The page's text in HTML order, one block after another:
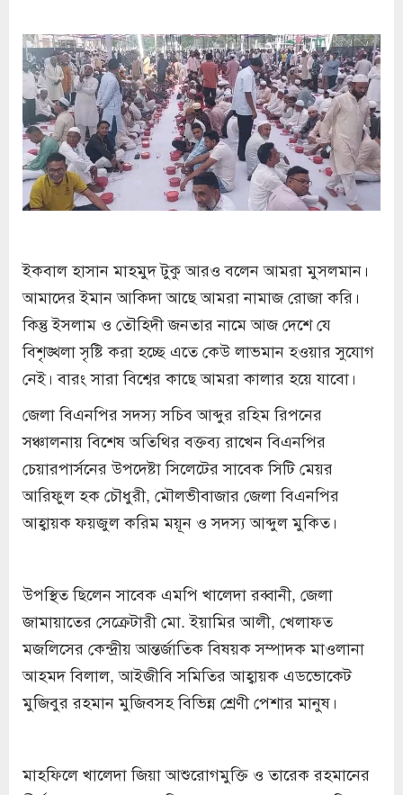
ইকবাল হাসান মাহমুদ টুকু আরও বলেন আমরা মুসলমান।
আমাদের ইমান আকিদা আছে আমরা নামাজ রোজা করি।
কিন্তু ইসলাম ও তৌহিদী জনতার নামে আজ দেশে যে
বিশৃঙ্খলা সৃষ্টি করা হচ্ছে এতে কেউ লাভমান হওয়ার সুযোগ
নেই। বারং সারা বিশ্বের কাছে আমরা কালার হয়ে যাবো।
জেলা বিএনপির সদস্য সচিব আব্দুর রহিম রিপনের
সঞ্চালনায় বিশেষ অতিথির বক্তব্য রাখেন বিএনপির
চেয়ারপার্সনের উপদেষ্টা সিলেটের সাবেক সিটি মেয়র
আরিফুল হক চৌধুরী, মৌলভীবাজার জেলা বিএনপির
আহ্বায়ক ফয়জুল করিম ময়ূন ও সদস্য আব্দুল মুকিত।
উপস্থিত ছিলেন সাবেক এমপি খালেদা রব্বানী, জেলা
জামায়াতের সেক্রেটারী মো. ইয়ামির আলী, খেলাফত
মজলিসের কেন্দ্রীয় আন্তর্জাতিক বিষয়ক সম্পাদক মাওলানা
আহমদ বিলাল, আইজীবি সমিতির আহ্বায়ক এডভোকেট
মুজিবুর রহমান মুজিবসহ বিভিন্ন শ্রেণী পেশার মানুষ।
মাহফিলে খালেদা জিয়া আশুরোগমুক্তি ও তারেক রহমানের